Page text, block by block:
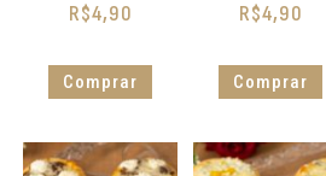
R$4,90
Comprar
R$4,90
Comprar